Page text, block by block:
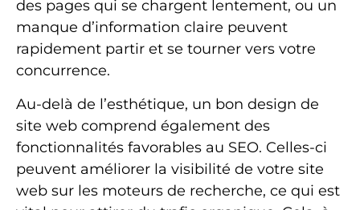
des pages qui se chargent lentement, ou un
manque d’information claire peuvent
rapidement partir et se tourner vers votre
concurrence.
Au-delà de l’esthétique, un bon design de
site web comprend également des
fonctionnalités favorables au SEO. Celles-ci
peuvent améliorer la visibilité de votre site
web sur les moteurs de recherche, ce qui est